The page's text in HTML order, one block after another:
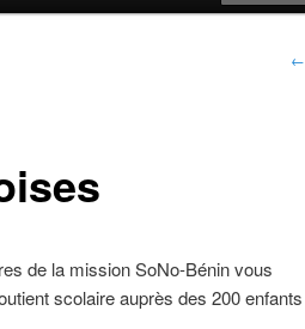
←
de la mission SoNo-Bénin vous
scolaire auprès des 200 enfants